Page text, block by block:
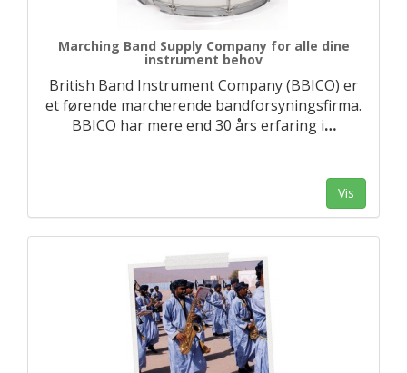
Marching Band Supply Company for alle dine
instrument behov
British Band Instrument Company (BBICO) er
et førende marcherende bandforsyningsfirma.
BBICO har mere end 30 års erfaring i…
Vis